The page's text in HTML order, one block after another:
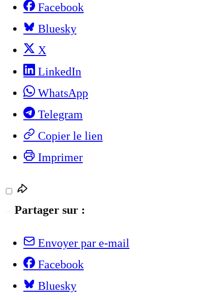
Facebook
Bluesky
X
LinkedIn
WhatsApp
Telegram
Copier le lien
Imprimer
Partager sur :
Envoyer par e-mail
Facebook
Bluesky